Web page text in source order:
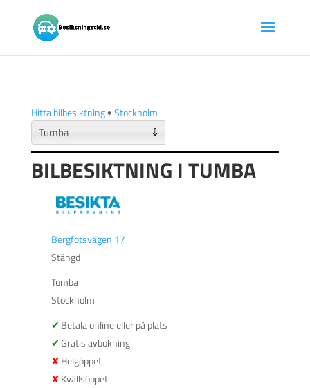
Hitta bilbesiktning🠺Stockholm
⇩
BILBESIKTNING I TUMBA
Bergfotsvägen 17
Stängd
Tumba
Stockholm
Betala online eller på plats
Gratis avbokning
Helgöppet
Kvällsöppet